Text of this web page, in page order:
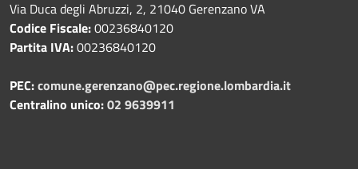
Via Duca degli Abruzzi, 2, 21040 Gerenzano VA
Codice Fiscale:00236840120
Partita IVA:00236840120
PEC:comune.gerenzano@pec.regione.lombardia.it
Centralino unico:02 9639911